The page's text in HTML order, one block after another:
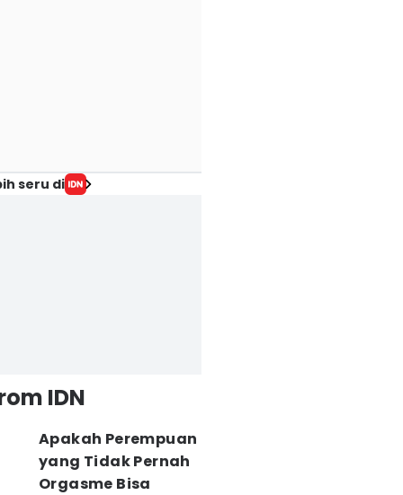
seru di
IDN
Apakah Perempuan
yang Tidak Pernah
Orgasme Bisa